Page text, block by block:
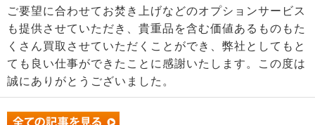
ご要望に合わせてお焚き上げなどのオプションサービス
も提供させていただき、貴重品を含む価値あるものもた
くさん買取させていただくことができ、弊社としてもと
ても良い仕事ができたことに感謝いたします。この度は
誠にありがとうございました。